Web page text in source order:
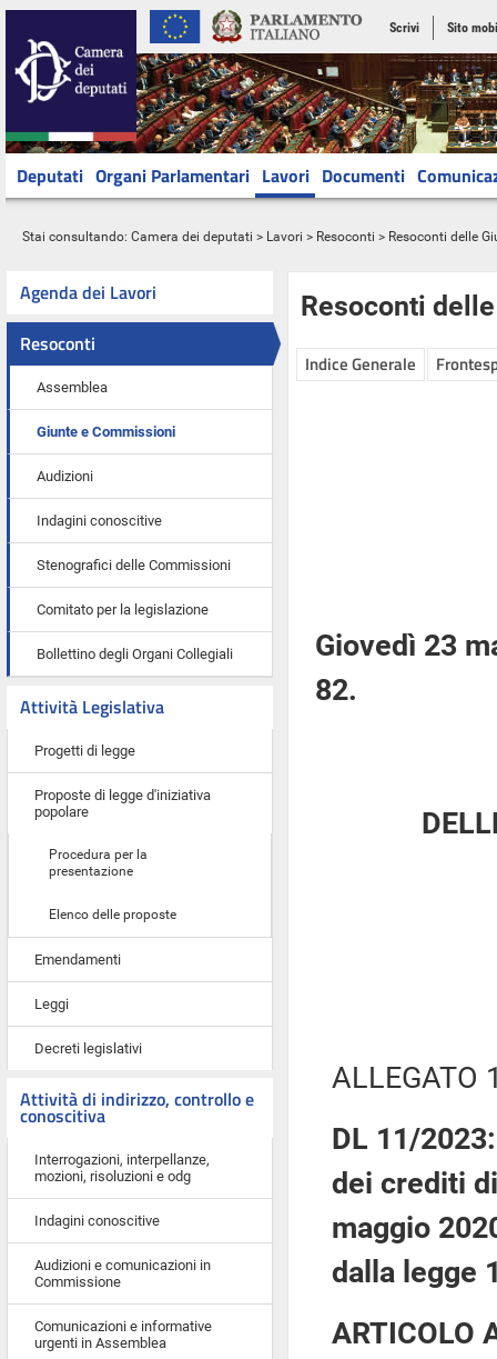
Scrivi Sito
Deputati Organi Parlamentari Lavori Documenti
Stai consultando: Camera dei deputati > Lavori > Resoconti > Resoconti delle
Agenda dei Lavori
Resoconti
Assemblea
Giunte e Commissioni
Audizioni
Indagini conoscitive
Stenografici delle Commissioni
Comitato per la legislazione
Bollettino degli Organi Collegiali
Attività Legislativa
Progetti di legge
Proposte di legge d'iniziativa
popolare
Procedura per la
presentazione
Elenco delle proposte
Emendamenti
Leggi
Decreti legislativi
Attività di indirizzo, controllo e
conoscitiva
Interrogazioni, interpellanze,
mozioni, risoluzioni e odg
Indagini conoscitive
Audizioni e comunicazioni in
Commissione
Comunicazioni e informative
urgenti in Assemblea
Resoconti
Indice Generale
Giovedì 23
82.
ALLEGATO
DL 11/
dei crediti
maggio
dalla legge
ARTICOLO